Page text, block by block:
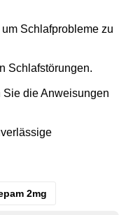
Schlafprobleme zu
Schlafstörungen.
Sie die Anweisungen
2mg